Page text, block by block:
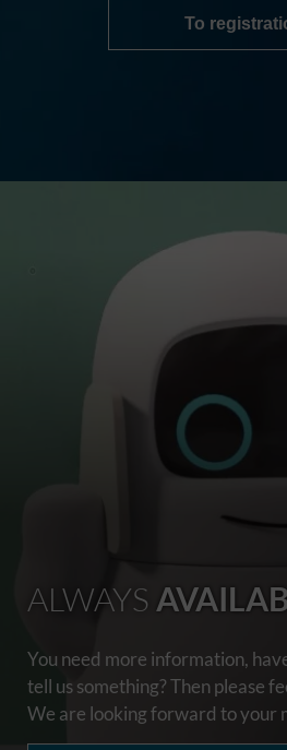
To
ALWAYS
You need more information,
tell us something? Then please
We are looking forward to your